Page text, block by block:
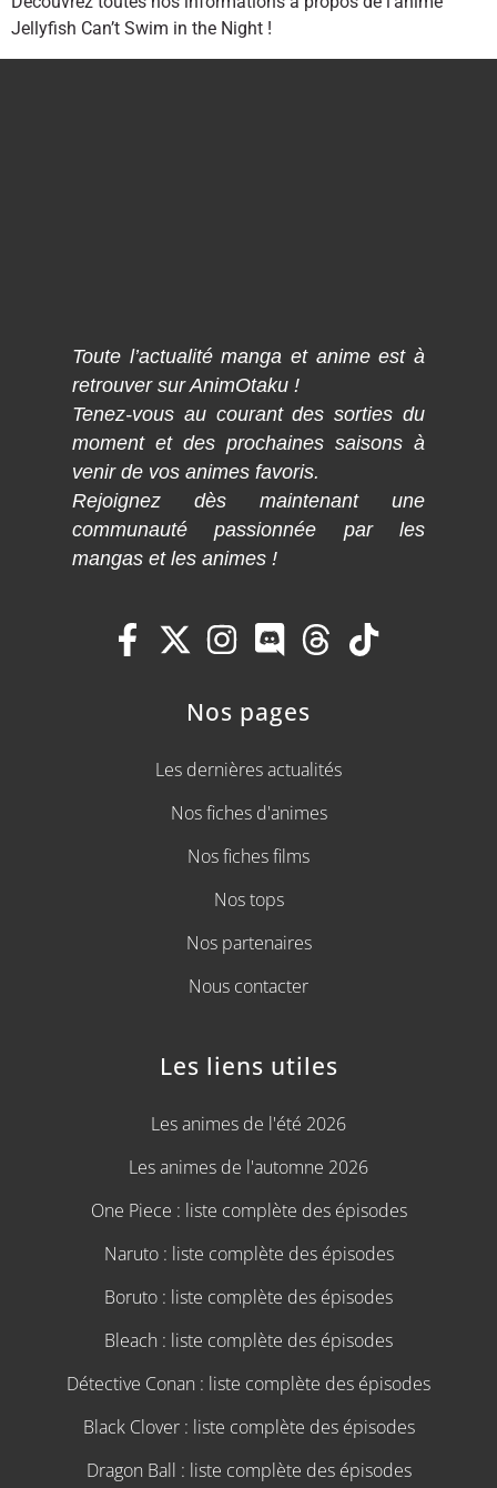
Jellyfish Can’t Swim in the Night !
Toute l’actualité manga et anime est à
retrouver sur AnimOtaku !
Tenez-vous au courant des sorties du
moment et des prochaines saisons à
venir de vos animes favoris.
Rejoignez dès maintenant une
communauté passionnée par les
mangas et les animes !
Nos pages
Les dernières actualités
Nos fiches d'animes
Nos fiches films
Nos tops
Nos partenaires
Nous contacter
Les liens utiles
Les animes de l'été 2026
Les animes de l'automne 2026
One Piece : liste complète des épisodes
Naruto : liste complète des épisodes
Boruto : liste complète des épisodes
Bleach : liste complète des épisodes
Détective Conan : liste complète des épisodes
Black Clover : liste complète des épisodes
Dragon Ball : liste complète des épisodes